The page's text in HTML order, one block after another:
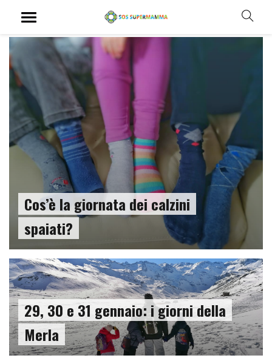
Cos’è la giornata dei calzini
spaiati?
29, 30 e 31 gennaio: i giorni della
Merla